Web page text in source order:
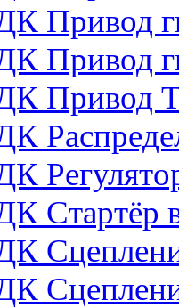
Привод
Привод
Привод
Стартёр